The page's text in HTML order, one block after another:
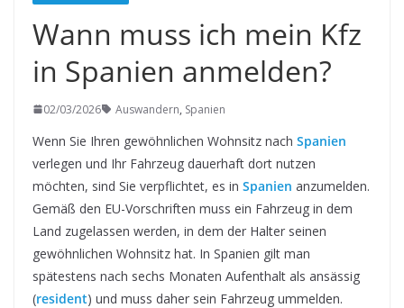
Wann muss ich mein Kfz
in Spanien anmelden?
02/03/2026 Auswandern, Spanien
Wenn Sie Ihren gewöhnlichen Wohnsitz nach Spanien
verlegen und Ihr Fahrzeug dauerhaft dort nutzen
möchten, sind Sie verpflichtet, es in Spanien anzumelden.
Gemäß den EU-Vorschriften muss ein Fahrzeug in dem
Land zugelassen werden, in dem der Halter seinen
gewöhnlichen Wohnsitz hat. In Spanien gilt man
spätestens nach sechs Monaten Aufenthalt als ansässig
(resident) und muss daher sein Fahrzeug ummelden.